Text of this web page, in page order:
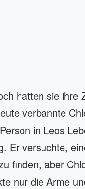
hatten sie ihre
verbannte
in Leos
Er versuchte,
finden, aber
nur die Arme